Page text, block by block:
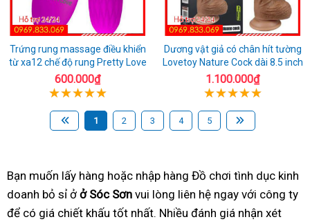
Trứng rung massage điều khiển
từ xa12 chế độ rung Pretty Love
600.000₫
Dương vật giả có chân hít tường
Lovetoy Nature Cock dài 8.5 inch
1.100.000₫
1 2 3 4 5
Bạn muốn lấy hàng hoặc nhập hàng Đồ chơi tình dục kinh
doanh bỏ sỉ ở ở Sóc Sơn vui lòng liên hệ ngay với công ty
để có giá chiết khấu tốt nhất. Nhiều đánh giá nhận xét